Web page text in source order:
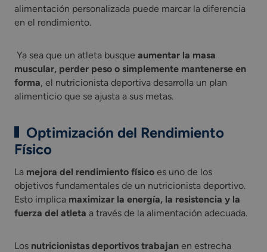
alimentación personalizada puede marcar la diferencia
en el rendimiento.
Ya sea que un atleta busque aumentar la masa
muscular, perder peso o simplemente mantenerse en
forma, el nutricionista deportiva desarrolla un plan
alimenticio que se ajusta a sus metas.
Optimización del Rendimiento
Físico
La mejora del rendimiento físico es uno de los
objetivos fundamentales de un nutricionista deportivo.
Esto implica maximizar la energía, la resistencia y la
fuerza del atleta a través de la alimentación adecuada.
Los nutricionistas deportivos trabajan en estrecha